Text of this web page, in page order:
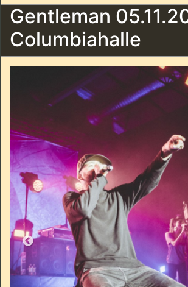
Gentleman
Columbiahalle